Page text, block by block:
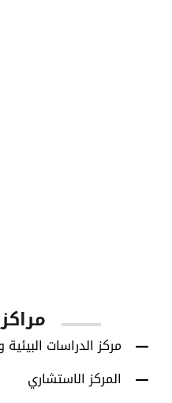
مركز الدراسات البيئية
المركز الاستشاري